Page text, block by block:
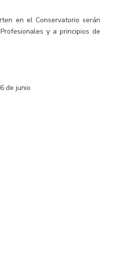
en el Conservatorio serán
y a principios de
de junio